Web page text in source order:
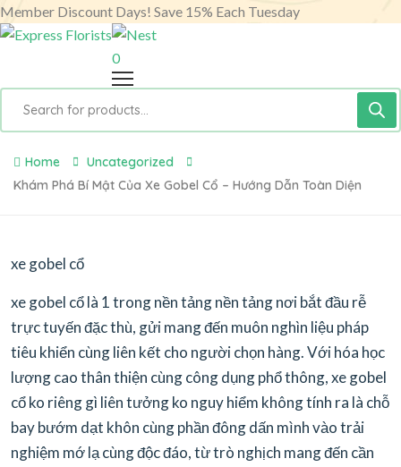
Member Discount Days! Save 15% Each Tuesday
0
Products
search
Home
Uncategorized
Khám Phá Bí Mật Của Xe Gobel Cổ – Hướng Dẫn Toàn Diện
xe gobel cổ
xe gobel cổ là 1 trong nền tảng nền tảng nơi bắt đầu rễ
trực tuyến đặc thù, gửi mang đến muôn nghìn liệu pháp
tiêu khiển cùng liên kết cho người chọn hàng. Với hóa học
lượng cao thân thiện cùng công dụng phổ thông, xe gobel
cổ ko riêng gì liên tưởng ko nguy hiểm không tính ra là chỗ
bay bướm dạt khôn cùng phần đông dấn mình vào trải
nghiệm mớ lạ cùng độc đáo, từ trò nghịch mang đến cần